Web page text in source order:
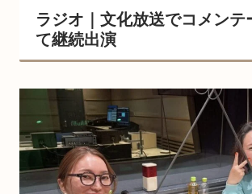
ラジオ｜文化放送でコメンテ
て継続出演